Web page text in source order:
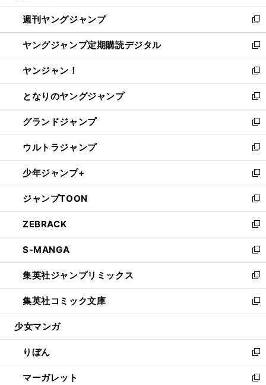
開
く
ウ
で
開
く
ン
ド
ウ
で
開
く
ウ
ィ
ン
ド
ウ
で
開
く
週刊ヤングジャンプ
新
し
い
ウ
ィ
ン
ド
ウ
で
開
く
ヤングジャンプ定期購読デジタル
新
し
い
ウ
ィ
ン
ド
ウ
で
開
く
ヤンジャン！
新
し
い
ウ
ィ
ン
ド
ウ
で
開
く
となりのヤングジャンプ
新
し
い
ウ
ィ
ン
ド
ウ
で
開
く
グランドジャンプ
新
し
い
ウ
ィ
ン
ド
ウ
で
開
く
ウルトラジャンプ
新
し
い
ウ
ィ
ン
ド
ウ
で
開
く
少年ジャンプ+
新
し
い
ウ
ィ
ン
ド
ウ
で
開
く
ジャンプTOON
新
し
い
ウ
ィ
ン
ド
ウ
で
開
ZEBRACK
新
し
い
ウ
ィ
ン
ド
ウ
開
く
S-MANGA
新
し
い
ウ
ィ
ン
ウ
で
開
く
集英社ジャンプリミックス
新
し
い
ウ
ン
ド
ウ
で
集英社コミック文庫
新
し
ウ
ィ
ン
ド
少女マンガ
りぼん
新
し
い
マーガレット
新